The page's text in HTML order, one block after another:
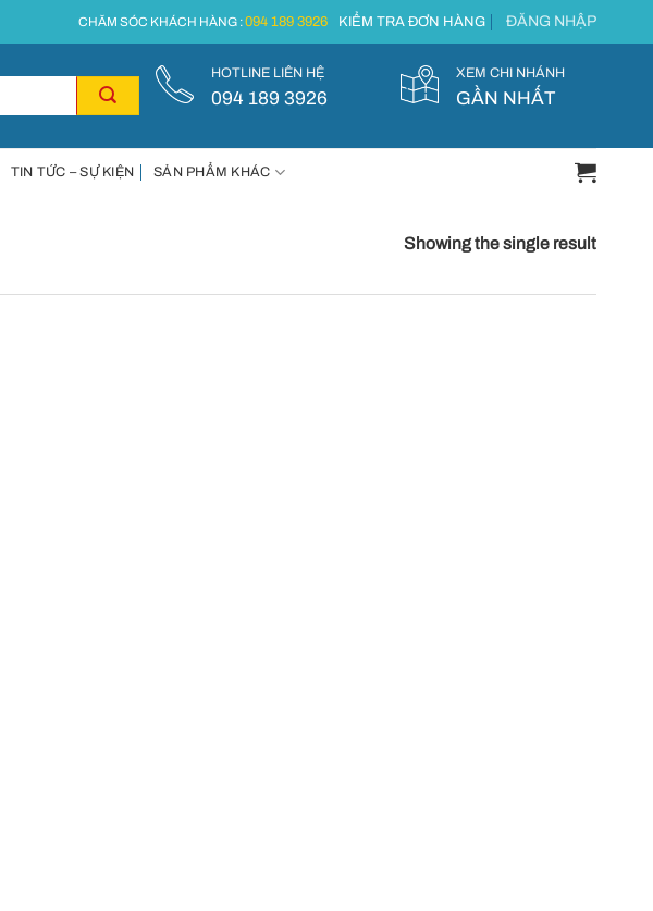
CHĂM SÓC KHÁCH HÀNG :094 189 3926 KIỂM TRA ĐƠN HÀNG ĐĂNG NHẬP
HOTLINE LIÊN HỆ
094 189 3926
XEM CHI NHÁNH
GẦN NHẤT
TIN TỨC – SỰ KIỆN SẢN PHẨM KHÁC
Showing the single result